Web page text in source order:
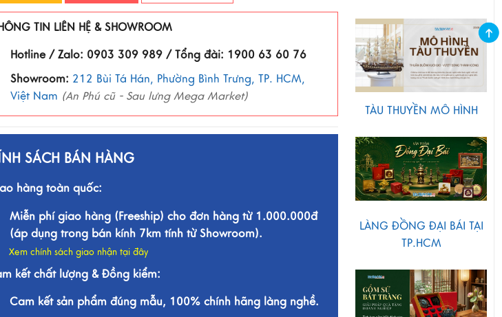
TIN LIÊN HỆ & SHOWROOM
Hotline / Zalo: 0903 309 989 / Tổng đài: 1900 63 60 76
Showroom: 212 Bùi Tá Hán, Phường Bình Trưng, TP. HCM,
Việt Nam (An Phú cũ - Sau lưng Mega Market)
SÁCH BÁN HÀNG
hàng toàn quốc:
Miễn phí giao hàng (Freeship) cho đơn hàng từ 1.000.000đ
(áp dụng trong bán kính 7km tính từ Showroom).
Xem chính sách giao nhận tại đây
kết chất lượng & Đồng kiểm:
Cam kết sản phẩm đúng mẫu, 100% chính hãng làng nghề.
TÀU THUYỀN MÔ HÌNH
LÀNG ĐỒNG ĐẠI BÁI TẠI
TP.HCM